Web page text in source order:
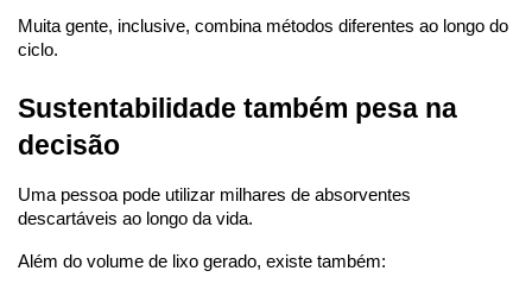
Muita gente, inclusive, combina métodos diferentes ao longo do
ciclo.
Sustentabilidade também pesa na
decisão
Uma pessoa pode utilizar milhares de absorventes
descartáveis ao longo da vida.
Além do volume de lixo gerado, existe também: